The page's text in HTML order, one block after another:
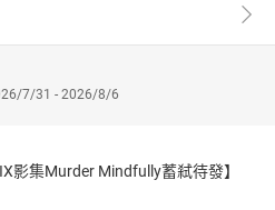
7/31 - 2026/8/6
影集Murder Mindfully蓄弒待發】